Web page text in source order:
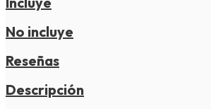
No incluye
Reseñas
Descripción